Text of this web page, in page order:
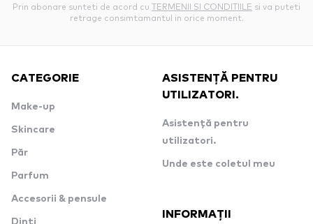
Prin abonare sunteti de acord cu TERMENII SI CONDITIILE si va puteti
retrage consimtamantul in orice moment.
CATEGORIE
Make-up
Skincare
Păr
Parfum
Accesorii & pensule
Dinți
ASISTENȚĂ PENTRU
UTILIZATORI.
Asistență pentru
utilizatori.
Unde este coletul meu
INFORMAȚII